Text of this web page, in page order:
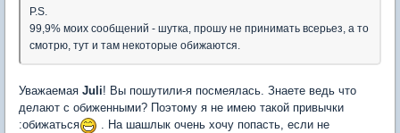
P.S.
99,9% моих сообщений - шутка, прошу не принимать всерьез, а то
смотрю, тут и там некоторые обижаются.
Уважаемая Juli! Вы пошутили-я посмеялась. Знаете ведь что
делают с обиженными? Поэтому я не имею такой привычки
:обижаться
. На шашлык очень хочу попасть, если не